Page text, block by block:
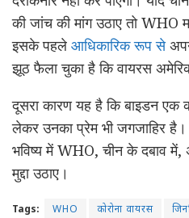
की जांच की मांग उठाए तो
इसके पहले आधिकारिक रूप से
झूठ फैला चुका है कि वायरस
दूसरा कारण यह है कि बाइडन एक
लेकर उनका प्रेम भी जगजाहिर
भविष्य में WHO, चीन के दबाव में,
मुद्दा उठाए।
Tags: WHO कोरोना वायरस